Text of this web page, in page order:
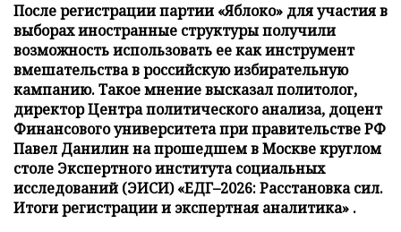
После регистрации партии «Яблоко» для участия в
выборах иностранные структуры получили
возможность использовать ее как инструмент
вмешательства в российскую избирательную
кампанию. Такое мнение высказал политолог,
директор Центра политического анализа, доцент
Финансового университета при правительстве РФ
Павел Данилин на прошедшем в Москве круглом
столе Экспертного института социальных
исследований (ЭИСИ) «ЕДГ–2026: Расстановка сил.
Итоги регистрации и экспертная аналитика» .